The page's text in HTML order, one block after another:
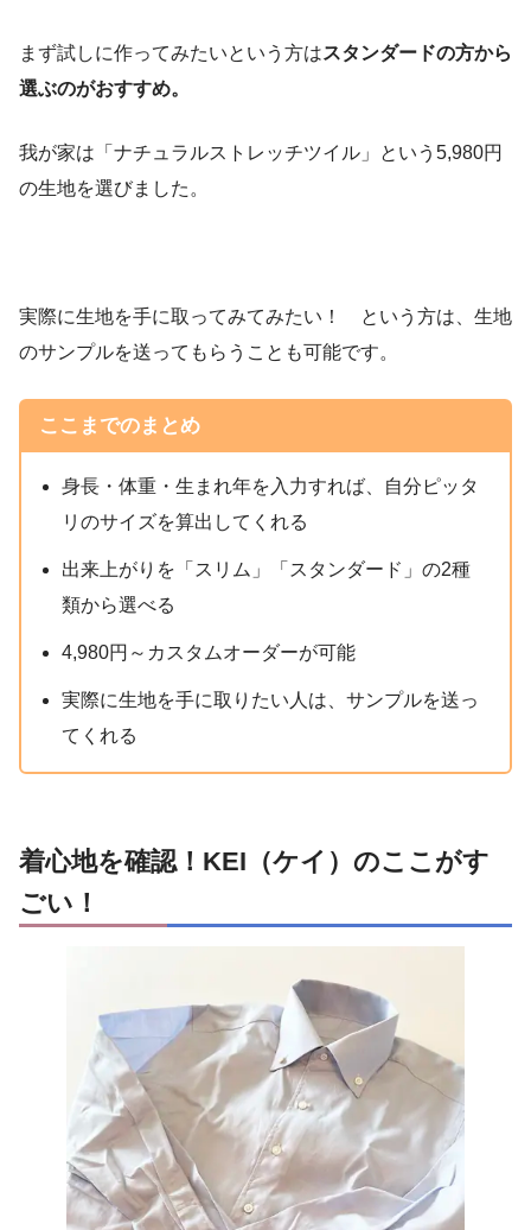
まず試しに作ってみたいという方はスタンダードの方から
選ぶのがおすすめ。
我が家は「ナチュラルストレッチツイル」という5,980円
の生地を選びました。
実際に生地を手に取ってみてみたい！ という方は、生地
のサンプルを送ってもらうことも可能です。
ここまでのまとめ
身長・体重・生まれ年を入力すれば、自分ピッタ
リのサイズを算出してくれる
出来上がりを「スリム」「スタンダード」の2種
類から選べる
4,980円～カスタムオーダーが可能
実際に生地を手に取りたい人は、サンプルを送っ
てくれる
着心地を確認！KEI（ケイ）のここがす
ごい！